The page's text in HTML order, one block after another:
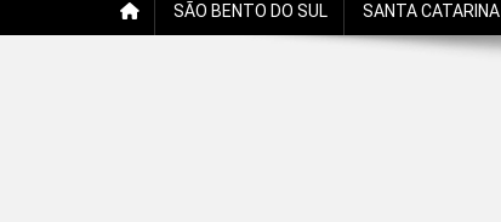
SÃO BENTO DO SUL SANTA CATARINA